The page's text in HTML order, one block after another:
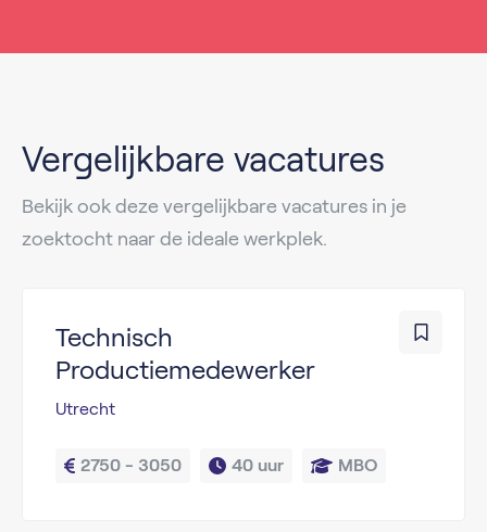
Vergelijkbare vacatures
Bekijk ook deze vergelijkbare vacatures in je
zoektocht naar de ideale werkplek.
Technisch
Productiemedewerker
Utrecht
2750 - 3050 40 uur MBO